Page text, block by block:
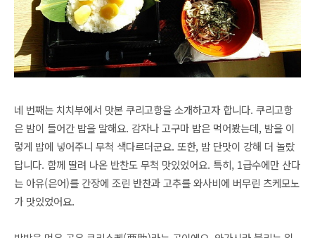
네 번째는 치치부에서 맛본 쿠리고항을 소개하고자 합니다. 쿠리고항
은 밤이 들어간 밥을 말해요. 감자나 고구마 밥은 먹어봤는데, 밤을 이
렇게 밥에 넣어주니 무척 색다르더군요. 또한, 밤 단맛이 강해 더 놀랐
답니다. 함께 딸려 나온 반찬도 무척 맛있었어요. 특히, 1급수에만 산다
는 아유(은어)를 간장에 조린 반찬과 고추를 와사비에 버무린 츠케모노
가 맛있었어요.